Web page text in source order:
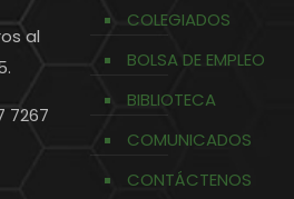
al
7267
COLEGIADOS
BOLSA DE EMPLEO
BIBLIOTECA
COMUNICADOS
CONTÁCTENOS